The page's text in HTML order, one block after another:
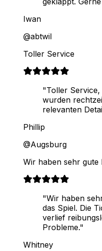
Iwan
@abtwil
Toller Service
"Toller
wurden
relevanten
Phillip
@Augsburg
Wir haben sehr gute
"Wir haben
das Spiel. Die
verlief
Probleme."
Whitney